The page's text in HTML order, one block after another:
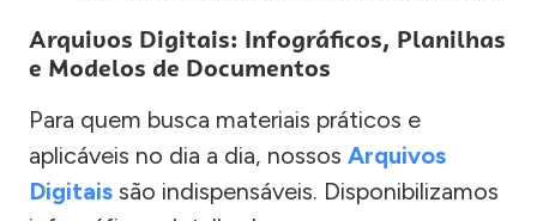
Arquivos Digitais: Infográficos, Planilhas
e Modelos de Documentos
Para quem busca materiais práticos e
aplicáveis no dia a dia, nossos Arquivos
Digitais são indispensáveis. Disponibilizamos